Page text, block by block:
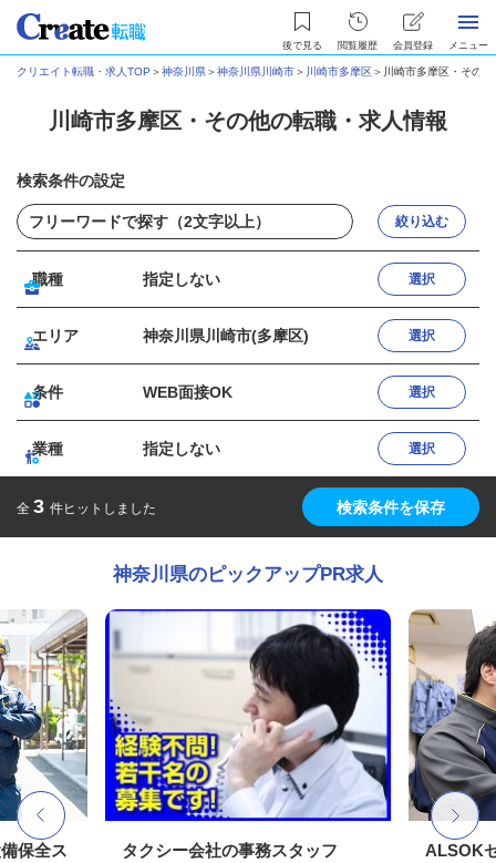
後で見る 閲覧履歴 会員登録 メニュー
クリエイト転職・求人TOP ＞神奈川県＞神奈川県川崎市＞ 川崎市多摩区＞ 川崎市多摩区・その
川崎市多摩区・その他の転職・求人情報
検索条件の設定
絞り込む
職種 指定しない 選択
エリア 神奈川県川崎市(多摩区) 選択
条件 WEB面接OK 選択
業種 指定しない 選択
全 3 件ヒットしました 検索条件を保存
神奈川県のピックアップPR求人
保全ス タクシー会社の事務スタッフ
ALSOK